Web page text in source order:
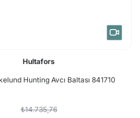
Hultafors
Hunting Avcı Baltası 841710
₺14.735,76